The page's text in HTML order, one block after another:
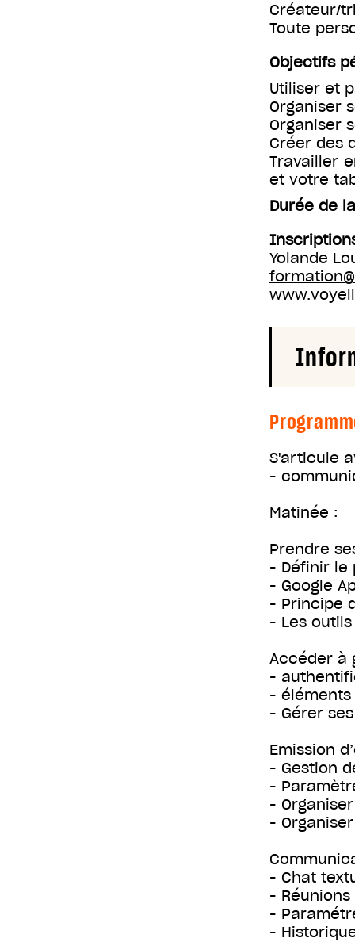
Créateur/
Toute
Objectifs
Utiliser et
Organiser
Organiser
Créer des
Travailler
et votre
Durée de
Yolande
S'articule
-
Matinée :
Prendre
- Définir le
- Google
- Principe
- Les
Accéder à
-
-
- Gérer
Emission
- Gestion
-
-
-
- Chat
-
-
-